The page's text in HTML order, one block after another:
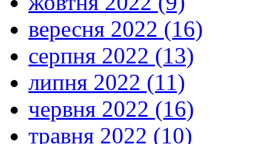
вересня 2022 (16)
серпня 2022 (13)
липня 2022 (11)
червня 2022 (16)
травня 2022 (10)